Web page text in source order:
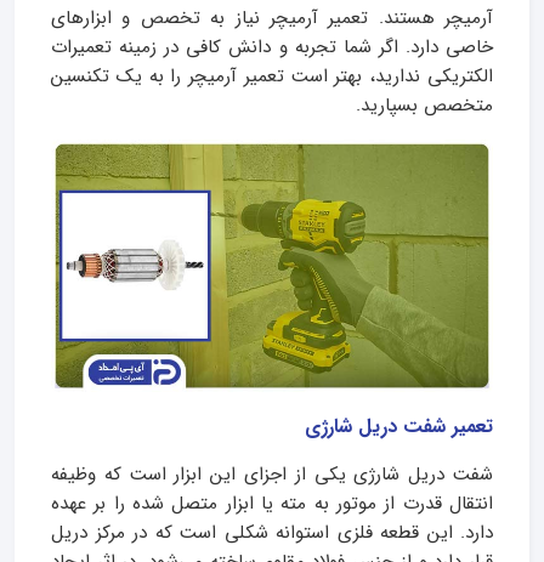
آرمیچر هستند. تعمیر آرمیچر نیاز به تخصص و ابزارهای
خاصی دارد. اگر شما تجربه و دانش کافی در زمینه تعمیرات
الکتریکی ندارید، بهتر است تعمیر آرمیچر را به یک تکنسین
متخصص بسپارید.
تعمیر شفت دریل شارژی
شفت دریل شارژی یکی از اجزای این ابزار است که وظیفه
انتقال قدرت از موتور به مته یا ابزار متصل شده را بر عهده
دارد. این قطعه فلزی استوانه شکلی است که در مرکز دریل